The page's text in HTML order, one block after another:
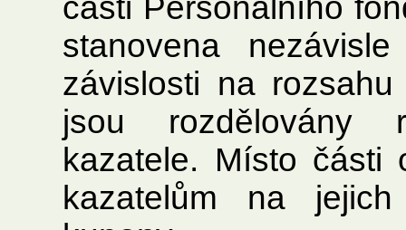
části Personálního
stanovena
závislosti na
jsou rozdělovány
kazatele. Místo části
kazatelům na